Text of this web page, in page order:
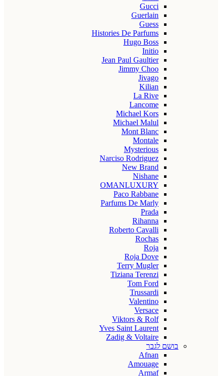
Gucci
Guerlain
Guess
Histories De Parfums
Hugo Boss
Initio
Jean Paul Gaultier
Jimmy Choo
Jivago
Kilian
La Rive
Lancome
Michael Kors
Michael Malul
Mont Blanc
Montale
Mysterious
Narciso Rodriguez
New Brand
Nishane
OMANLUXURY
Paco Rabbane
Parfums De Marly
Prada
Rihanna
Roberto Cavalli
Rochas
Roja
Roja Dove
Terry Mugler
Tiziana Terenzi
Tom Ford
Trussardi
Valentino
Versace
Viktors & Rolf
Yves Saint Laurent
Zadig & Voltaire
בושם לגבר
Afnan
Amouage
Armaf